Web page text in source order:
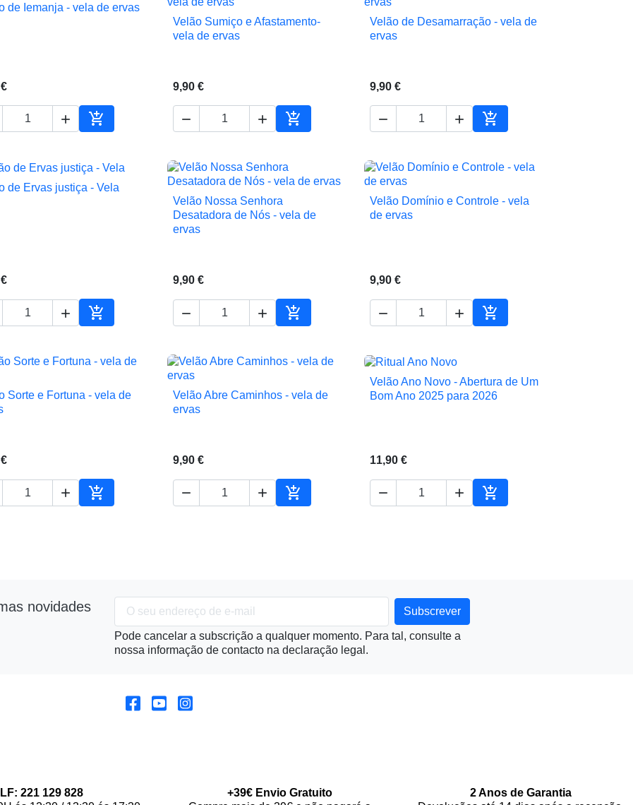
 Vista rápida
de Iemanja - vela de ervas
 
Adicionar ao carrinho
 Vista rápida
Velão Sumiço e Afastamento-
vela de ervas
9,90 €
  
Adicionar ao carrinho
 Vista rápida
Velão de Desamarração - vela de
ervas
9,90 €
  
Adicionar ao carrinho
 Vista rápida
de Ervas justiça - Vela
 
Adicionar ao carrinho
 Vista rápida
Velão Nossa Senhora
Desatadora de Nós - vela de
ervas
9,90 €
  
Adicionar ao carrinho
 Vista rápida
Velão Domínio e Controle - vela
de ervas
9,90 €
  
Adicionar ao carrinho
 Vista rápida
Sorte e Fortuna - vela de
 
Adicionar ao carrinho
 Vista rápida
Velão Abre Caminhos - vela de
ervas
9,90 €
  
Adicionar ao carrinho
 Vista rápida
Velão Ano Novo - Abertura de Um
Bom Ano 2025 para 2026
11,90 €
  
Adicionar ao carrinho
novidades
Pode cancelar a subscrição a qualquer momento. Para tal, consulte a
nossa informação de contacto na declaração legal.
221 129 828
+39€ Envio Gratuito
2 Anos de Garantia